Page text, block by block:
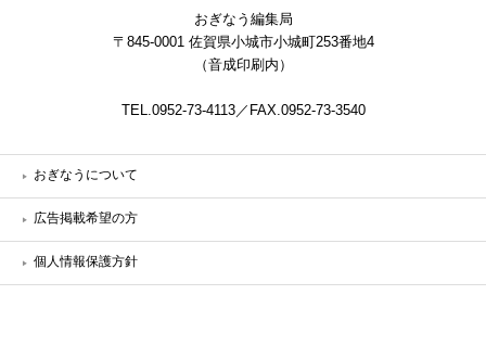
おぎなう編集局
〒845-0001 佐賀県小城市小城町253番地4
（音成印刷内）
TEL.0952-73-4113／FAX.0952-73-3540
おぎなうについて
広告掲載希望の方
個人情報保護方針